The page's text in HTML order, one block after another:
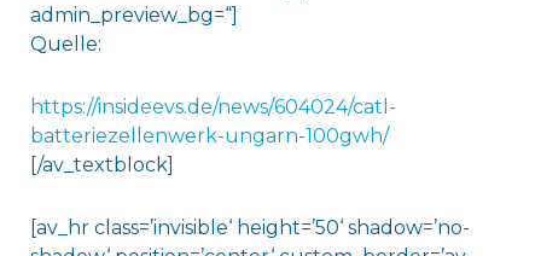
admin_preview_bg=“]
Quelle:
https://insideevs.de/news/604024/catl-
batteriezellenwerk-ungarn-100gwh/
[/av_textblock]
[av_hr class=’invisible‘ height=’50‘ shadow=’no-